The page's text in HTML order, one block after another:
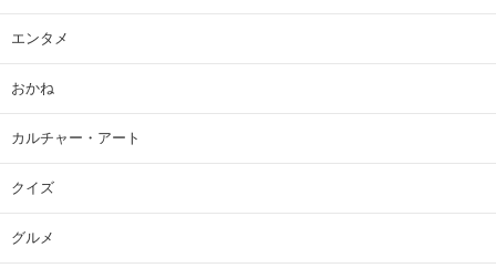
エンタメ
おかね
カルチャー・アート
クイズ
グルメ